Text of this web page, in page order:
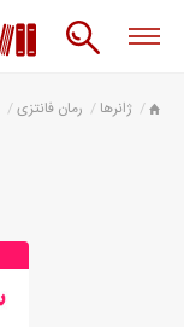
ژانرها رمان فانتزی